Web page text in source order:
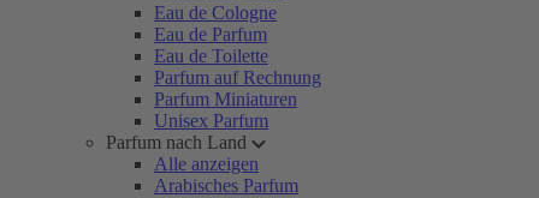
Eau de Cologne
Eau de Parfum
Eau de Toilette
Parfum auf Rechnung
Parfum Miniaturen
Unisex Parfum
Parfum nach Land
Alle anzeigen
Arabisches Parfum